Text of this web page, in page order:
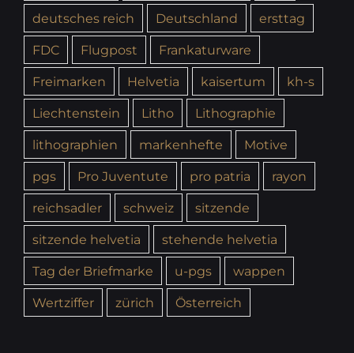
deutsches reich
Deutschland
ersttag
FDC
Flugpost
Frankaturware
Freimarken
Helvetia kaisertum
kh-s
Liechtenstein
Litho
Lithographie
lithographien
markenhefte
Motive
pgs
Pro Juventute pro patria
rayon
reichsadler
schweiz
sitzende
sitzende helvetia
stehende helvetia
Tag der Briefmarke
u-pgs
wappen
Wertziffer
zürich Österreich